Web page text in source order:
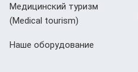
Медицинский туризм
(Мedical tourism)
Наше оборудование